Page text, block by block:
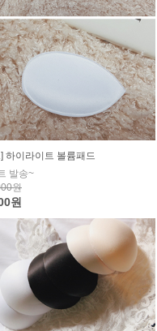
하이라이트 볼륨패드
발송~
원
원